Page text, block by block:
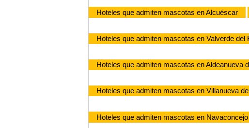
Hoteles que admiten mascotas en Alcuéscar
Hoteles que admiten mascotas en Valverde del
Hoteles que admiten mascotas en Aldeanueva
Hoteles que admiten mascotas en Villanueva
Hoteles que admiten mascotas en Navaconcejo